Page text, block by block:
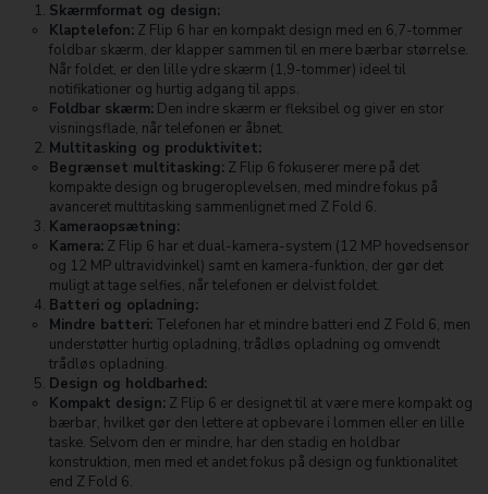
Skærmformat og design:
Klaptelefon: Z Flip 6 har en kompakt design med en 6,7-tommer
foldbar skærm, der klapper sammen til en mere bærbar størrelse.
Når foldet, er den lille ydre skærm (1,9-tommer) ideel til
notifikationer og hurtig adgang til apps.
Foldbar skærm: Den indre skærm er fleksibel og giver en stor
visningsflade, når telefonen er åbnet.
Multitasking og produktivitet:
Begrænset multitasking: Z Flip 6 fokuserer mere på det
kompakte design og brugeroplevelsen, med mindre fokus på
avanceret multitasking sammenlignet med Z Fold 6.
Kameraopsætning:
Kamera: Z Flip 6 har et dual-kamera-system (12 MP hovedsensor
og 12 MP ultravidvinkel) samt en kamera-funktion, der gør det
muligt at tage selfies, når telefonen er delvist foldet.
Batteri og opladning:
Mindre batteri: Telefonen har et mindre batteri end Z Fold 6, men
understøtter hurtig opladning, trådløs opladning og omvendt
trådløs opladning.
Design og holdbarhed:
Kompakt design: Z Flip 6 er designet til at være mere kompakt og
bærbar, hvilket gør den lettere at opbevare i lommen eller en lille
taske. Selvom den er mindre, har den stadig en holdbar
konstruktion, men med et andet fokus på design og funktionalitet
end Z Fold 6.